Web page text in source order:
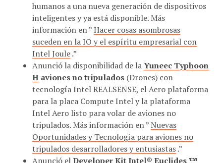
humanos a una nueva generación de dispositivos
inteligentes y ya está disponible. Más
información en ”Hacer cosas asombrosas
suceden en la IO y el espíritu empresarial con
Intel Joule.”
Anunció la disponibilidad de laYuneec Typhoon
H aviones no tripulados (Drones) con
tecnología Intel REALSENSE, el Aero plataforma
para la placa Compute Intel y la plataforma
Intel Aero listo para volar de aviones no
tripulados. Más información en ”Nuevas
Oportunidades y Tecnología para aviones no
tripulados desarrolladores y entusiastas.”
Anunció el Developer Kit Intel® Euclides ™